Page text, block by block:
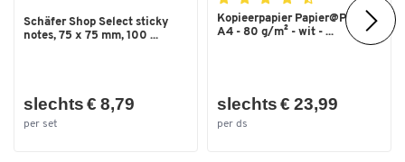
Schäfer Shop Select sticky
notes, 75 x 75 mm, 100 ...
slechts € 8,79
per set
Kopieerpapier Papier@Print -
A4 - 80 g/m² - wit - ...
slechts € 23,99
per ds